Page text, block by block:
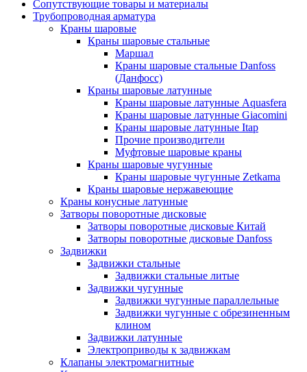
Сопутствующие товары и материалы
Трубопроводная арматура
Краны шаровые
Краны шаровые стальные
Маршал
Краны шаровые стальные Danfoss
(Данфосс)
Краны шаровые латунные
Краны шаровые латунные Aquasfera
Краны шаровые латунные Giacomini
Краны шаровые латунные Itap
Прочие производители
Муфтовые шаровые краны
Краны шаровые чугунные
Краны шаровые чугунные Zetkama
Краны шаровые нержавеющие
Краны конусные латунные
Затворы поворотные дисковые
Затворы поворотные дисковые Китай
Затворы поворотные дисковые Danfoss
Задвижки
Задвижки стальные
Задвижки стальные литые
Задвижки чугунные
Задвижки чугунные параллельные
Задвижки чугунные с обрезиненным
клином
Задвижки латунные
Электроприводы к задвижкам
Клапаны электромагнитные